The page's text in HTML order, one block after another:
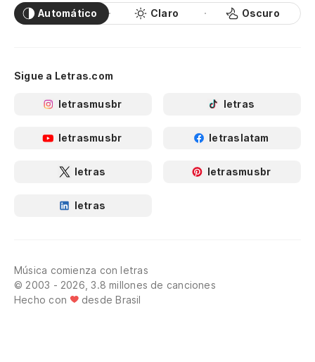
Automático Claro Oscuro
Sigue a Letras.com
letrasmusbr letras
letrasmusbr letraslatam
letras letrasmusbr
letras
Música comienza con letras
© 2003 - 2026, 3.8 millones de canciones
Hecho con
desde Brasil